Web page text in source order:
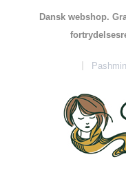
Dansk webshop.